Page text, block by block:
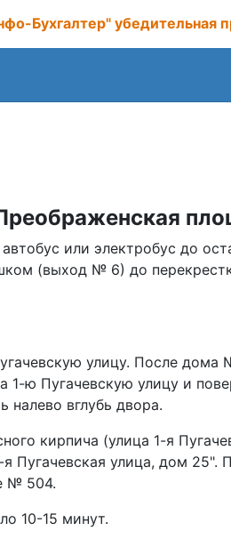
Бухгалтер" убедительная
или электробус до
(выход № 6) до
улицу. После дома
1-ю Пугачевскую улицу и
налево вглубь двора.
кирпича (улица 1-я
Пугачевская улица, дом
№ 504.
10-15 минут.